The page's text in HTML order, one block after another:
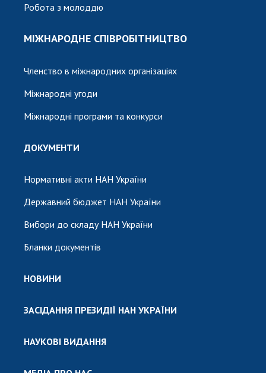
Робота з молоддю
МІЖНАРОДНЕ СПІВРОБІТНИЦТВО
Членство в міжнародних організаціях
Міжнародні угоди
Міжнародні програми та конкурси
ДОКУМЕНТИ
Нормативні акти НАН України
Державний бюджет НАН України
Вибори до складу НАН України
Бланки документів
НОВИНИ
ЗАСІДАННЯ ПРЕЗИДІЇ НАН УКРАЇНИ
НАУКОВІ ВИДАННЯ